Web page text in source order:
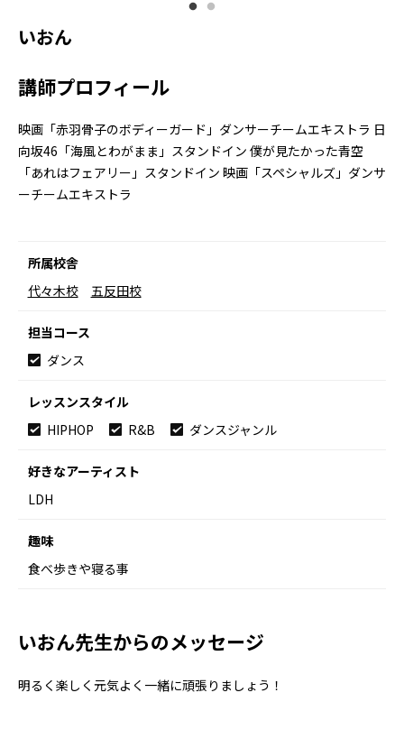
いおん
講師プロフィール
映画「赤羽骨子のボディーガード」ダンサーチームエキストラ 日
向坂46「海風とわがまま」スタンドイン 僕が見たかった青空
「あれはフェアリー」スタンドイン 映画「スペシャルズ」ダンサ
ーチームエキストラ
所属校舎
代々木校
五反田校
担当コース
ダンス
レッスンスタイル
HIPHOP
R&B ダンスジャンル
好きなアーティスト
LDH
趣味
食べ歩きや寝る事
いおん先生からのメッセージ
明るく楽しく元気よく一緒に頑張りましょう！